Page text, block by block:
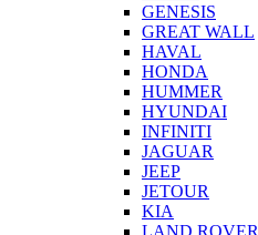
GENESIS
GREAT WALL
HAVAL
HONDA
HUMMER
HYUNDAI
INFINITI
JAGUAR
JEEP
JETOUR
KIA
LAND ROVER